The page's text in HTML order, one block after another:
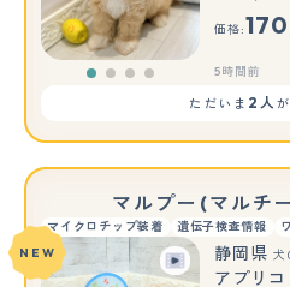
価格:
5時間前
ただいま 2人
マルプー(マルチ
マイクロチップ装着 遺伝子検査情報
NEW
静岡県 犬
アプリコ